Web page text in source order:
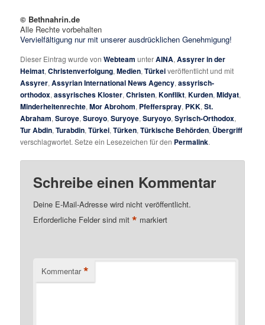
© Bethnahrin.de
Alle Rechte vorbehalten
Vervielfältigung nur mit unserer ausdrücklichen Genehmigung!
Dieser Eintrag wurde vonWebteam unterAINA,Assyrer in der
Heimat,Christenverfolgung,Medien,Türkeiveröffentlicht und mit
Assyrer,Assyrian International News Agency,assyrisch-
orthodox,assyrisches Kloster,Christen,Konflikt,Kurden,Midyat,
Minderheitenrechte,Mor Abrohom, Pfefferspray, PKK,St.
Abraham,Suroye,Suroyo,Suryoye,Suryoyo,Syrisch-Orthodox,
Tur Abdin,Turabdin,Türkei,Türken,Türkische Behörden, Übergriff
verschlagwortet. Setze ein Lesezeichen für den Permalink.
Schreibe einen Kommentar
Deine E-Mail-Adresse wird nicht veröffentlicht.
Erforderliche Felder sind mit* markiert
Kommentar *